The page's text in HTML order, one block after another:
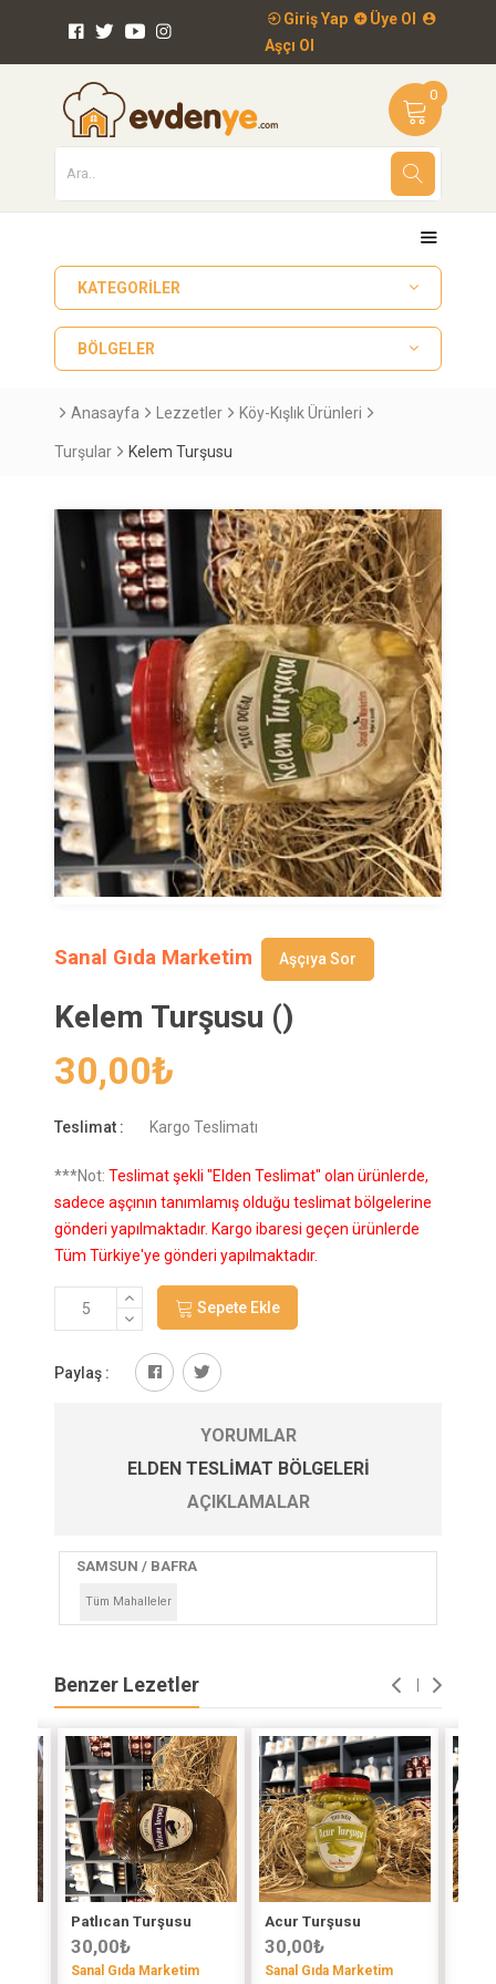
Giriş Yap
Üye Ol
Aşçı Ol
0
KATEGORILER
BÖLGELER
Anasayfa Lezzetler Köy-Kışlık Ürünleri
Turşular Kelem Turşusu
Sanal Gıda Marketim Aşçıya Sor
Kelem Turşusu ()
30,00₺
Teslimat : Kargo Teslimatı
***Not: Teslimat şekli "Elden Teslimat" olan ürünlerde,
sadece aşçının tanımlamış olduğu teslimat bölgelerine
gönderi yapılmaktadır. Kargo ibaresi geçen ürünlerde
Tüm Türkiye'ye gönderi yapılmaktadır.
Sepete Ekle
Paylaş :
YORUMLAR
ELDEN TESLIMAT BÖLGELERI
AÇIKLAMALAR
SAMSUN / BAFRA
Tüm Mahalleler
Benzer Lezetler
Patlıcan Turşusu
30,00₺
Sanal Gıda Marketim
Acur Turşusu
30,00₺
Sanal Gıda Marketim